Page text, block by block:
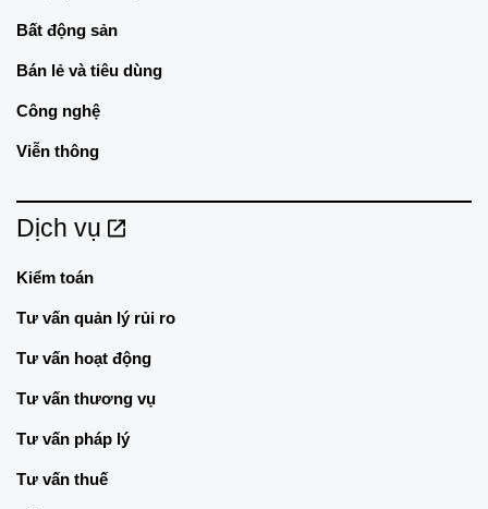
Bất động sản
Bán lẻ và tiêu dùng
Công nghệ
Viễn thông
Dịch vụ
Kiểm toán
Tư vấn quản lý rủi ro
Tư vấn hoạt động
Tư vấn thương vụ
Tư vấn pháp lý
Tư vấn thuế